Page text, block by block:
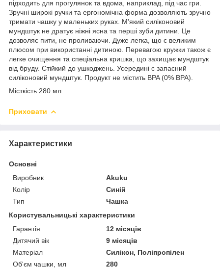
підходить для прогулянок та вдома, наприклад, під час гри.
Зручні широкі ручки та ергономічна форма дозволяють зручно
тримати чашку у маленьких руках. М'який силіконовий
мундштук не дратує ніжні ясна та перші зуби дитини. Це
дозволяє пити, не проливаючи. Дуже легка, що є великим
плюсом при використанні дитиною. Перевагою кружки також є
легке очищення та спеціальна кришка, що захищає мундштук
від бруду. Стійкий до ушкоджень. Усередині є запасний
силіконовий мундштук. Продукт не містить BPA (0% BPA).
Місткість 280 мл.
Приховати
Характеристики
Основні
Виробник
Akuku
Колір
Синій
Тип
Чашка
Користувальницькі характеристики
Гарантія
12 місяців
Дитячий вік
9 місяців
Матеріал
Силікон, Поліпропілен
Об'єм чашки, мл
280